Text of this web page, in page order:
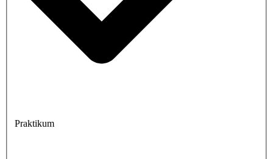
Praktikum